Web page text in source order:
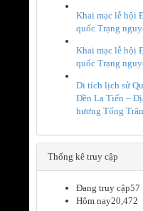
Khai mạc lễ hội
quốc Trạng
Khai mạc lễ hội
quốc Trạng
Di tích lịch sử
Đền La Tiến –
hương Tống Trân
Thống kê truy cập
Đang truy cập57
Hôm nay20,472